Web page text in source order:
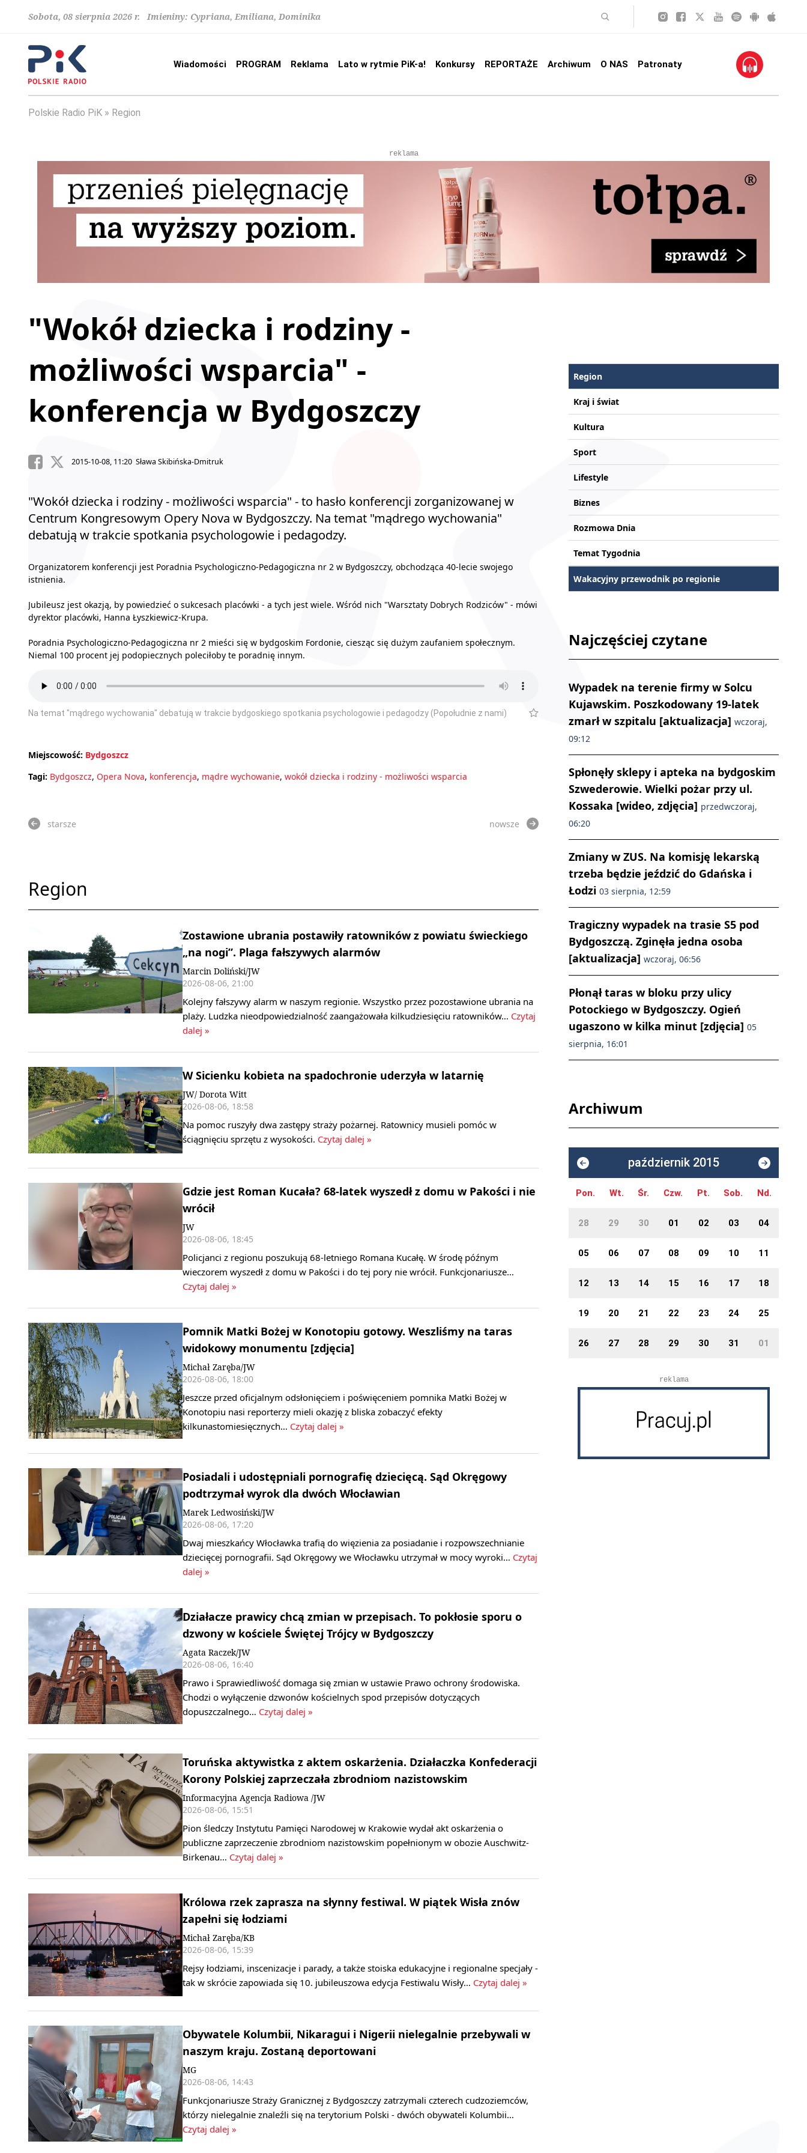
Sobota, 08 sierpnia 2026 r. Imieniny: Cypriana, Emiliana, Dominika
Wiadomości PROGRAM Reklama Lato w rytmie PiK-a! Konkursy REPORTAŻE Archiwum O NAS Patronaty
Polskie Radio PiK Region
reklama
"Wokół dziecka i rodziny -
możliwości wsparcia" -
konferencja w Bydgoszczy
2015-10-08, 11:20 Sława Skibińska-Dmitruk
"Wokół dziecka i rodziny - możliwości wsparcia" - to hasło konferencji zorganizowanej w
Centrum Kongresowym Opery Nova w Bydgoszczy. Na temat "mądrego wychowania"
debatują w trakcie spotkania psychologowie i pedagodzy.
Organizatorem konferencji jest Poradnia Psychologiczno-Pedagogiczna nr 2 w Bydgoszczy, obchodząca 40-lecie swojego
istnienia.
Jubileusz jest okazją, by powiedzieć o sukcesach placówki - a tych jest wiele. Wśród nich "Warsztaty Dobrych Rodziców" - mówi
dyrektor placówki, Hanna Łyszkiewicz-Krupa.
Poradnia Psychologiczno-Pedagogiczna nr 2 mieści się w bydgoskim Fordonie, ciesząc się dużym zaufaniem społecznym.
Niemal 100 procent jej podopiecznych poleciłoby te poradnię innym.
Na temat "mądrego wychowania" debatują w trakcie bydgoskiego spotkania psychologowie i pedagodzy (Popołudnie z nami)
Miejscowość: Bydgoszcz
Tagi: Bydgoszcz, Opera Nova, konferencja, mądre wychowanie, wokół dziecka i rodziny - możliwości wsparcia
starsze nowsze
Region
Zostawione ubrania postawiły ratowników z powiatu świeckiego
„na nogi”. Plaga fałszywych alarmów
Marcin Doliński/JW
2026-08-06, 21:00
Kolejny fałszywy alarm w naszym regionie. Wszystko przez pozostawione ubrania na
plaży. Ludzka nieodpowiedzialność zaangażowała kilkudziesięciu ratowników… Czytaj
dalej »
W Sicienku kobieta na spadochronie uderzyła w latarnię
JW/ Dorota Witt
2026-08-06, 18:58
Na pomoc ruszyły dwa zastępy straży pożarnej. Ratownicy musieli pomóc w
ściągnięciu sprzętu z wysokości. Czytaj dalej »
Gdzie jest Roman Kucała? 68-latek wyszedł z domu w Pakości i nie
wrócił
JW
2026-08-06, 18:45
Policjanci z regionu poszukują 68-letniego Romana Kucałę. W środę późnym
wieczorem wyszedł z domu w Pakości i do tej pory nie wrócił. Funkcjonariusze…
Czytaj dalej »
Pomnik Matki Bożej w Konotopiu gotowy. Weszliśmy na taras
widokowy monumentu [zdjęcia]
Michał Zaręba/JW
2026-08-06, 18:00
Jeszcze przed oficjalnym odsłonięciem i poświęceniem pomnika Matki Bożej w
Konotopiu nasi reporterzy mieli okazję z bliska zobaczyć efekty
kilkunastomiesięcznych… Czytaj dalej »
Posiadali i udostępniali pornografię dziecięcą. Sąd Okręgowy
podtrzymał wyrok dla dwóch Włocławian
Marek Ledwosiński/JW
2026-08-06, 17:20
Dwaj mieszkańcy Włocławka trafią do więzienia za posiadanie i rozpowszechnianie
dziecięcej pornografii. Sąd Okręgowy we Włocławku utrzymał w mocy wyroki… Czytaj
dalej »
Działacze prawicy chcą zmian w przepisach. To pokłosie sporu o
dzwony w kościele Świętej Trójcy w Bydgoszczy
Agata Raczek/JW
2026-08-06, 16:40
Prawo i Sprawiedliwość domaga się zmian w ustawie Prawo ochrony środowiska.
Chodzi o wyłączenie dzwonów kościelnych spod przepisów dotyczących
dopuszczalnego… Czytaj dalej »
Toruńska aktywistka z aktem oskarżenia. Działaczka Konfederacji
Korony Polskiej zaprzeczała zbrodniom nazistowskim
Informacyjna Agencja Radiowa /JW
2026-08-06, 15:51
Pion śledczy Instytutu Pamięci Narodowej w Krakowie wydał akt oskarżenia o
publiczne zaprzeczenie zbrodniom nazistowskim popełnionym w obozie Auschwitz-
Birkenau… Czytaj dalej »
Królowa rzek zaprasza na słynny festiwal. W piątek Wisła znów
zapełni się łodziami
Michał Zaręba/KB
2026-08-06, 15:39
Rejsy łodziami, inscenizacje i parady, a także stoiska edukacyjne i regionalne specjały -
tak w skrócie zapowiada się 10. jubileuszowa edycja Festiwalu Wisły… Czytaj dalej »
Obywatele Kolumbii, Nikaragui i Nigerii nielegalnie przebywali w
naszym kraju. Zostaną deportowani
MG
2026-08-06, 14:43
Funkcjonariusze Straży Granicznej z Bydgoszczy zatrzymali czterech cudzoziemców,
którzy nielegalnie znaleźli się na terytorium Polski - dwóch obywateli Kolumbii…
Czytaj dalej »
Region
Kraj i świat
Kultura
Sport
Lifestyle
Biznes
Rozmowa Dnia
Temat Tygodnia
Wakacyjny przewodnik po regionie
Najczęściej czytane
Wypadek na terenie firmy w Solcu
Kujawskim. Poszkodowany 19-latek
zmarł w szpitalu [aktualizacja] wczoraj,
09:12
Spłonęły sklepy i apteka na bydgoskim
Szwederowie. Wielki pożar przy ul.
Kossaka [wideo, zdjęcia] przedwczoraj,
06:20
Zmiany w ZUS. Na komisję lekarską
trzeba będzie jeździć do Gdańska i
Łodzi 03 sierpnia, 12:59
Tragiczny wypadek na trasie S5 pod
Bydgoszczą. Zginęła jedna osoba
[aktualizacja] wczoraj, 06:56
Płonął taras w bloku przy ulicy
Potockiego w Bydgoszczy. Ogień
ugaszono w kilka minut [zdjęcia] 05
sierpnia, 16:01
Archiwum
październik 2015
Pon. Wt. Śr. Czw. Pt. Sob. Nd.
28 29 30 01 02 03 04
05 06 07 08 09 10 11
12 13 14 15 16 17 18
19 20 21 22 23 24 25
26 27 28 29 30 31 01
reklama